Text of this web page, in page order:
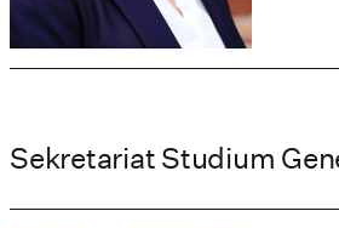
Sekretariat Studium